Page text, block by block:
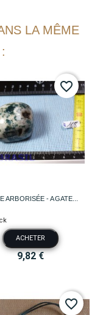
LA MÊME
ARBORISÉE - AGATE...
ACHETER
9,82 €
favorite_border
favorite_border